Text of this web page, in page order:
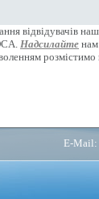
відвідувачів
Надсилайте нам
розмістимо
E-Mail: